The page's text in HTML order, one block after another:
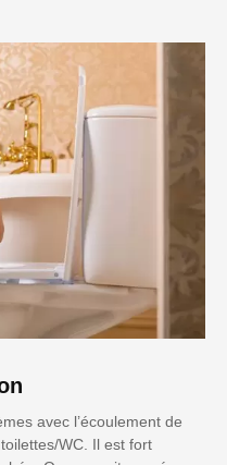
avec l’écoulement de
WC. Il est fort